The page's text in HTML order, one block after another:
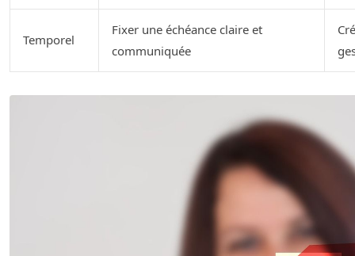
Temporel
Fixer une échéance claire et
communiquée